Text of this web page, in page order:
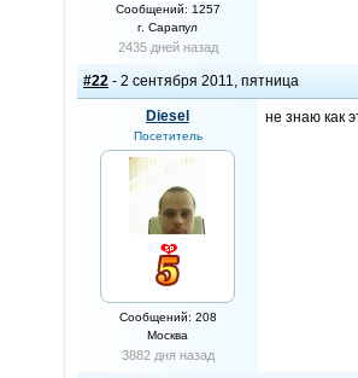
Сообщений: 1257
г. Сарапул
2435 дней назад
#22 - 2 сентября 2011, пятница
Diesel
Посетитель
Сообщений: 208
Москва
3882 дня назад
не знаю как